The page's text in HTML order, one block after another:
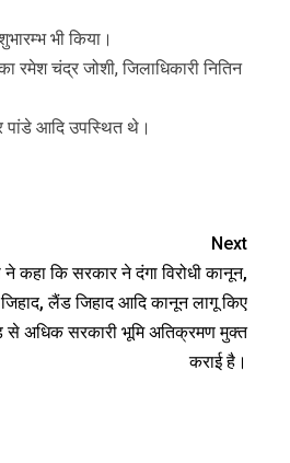
भी किया।
चंद्र जोशी, जिलाधिकारी नितिन
पांडे आदि उपस्थित थे।
Next
ने कहा कि सरकार ने दंगा विरोधी कानून,
लैंड जिहाद आदि कानून लागू किए
अधिक सरकारी भूमि अतिक्रमण मुक्त
कराई है।